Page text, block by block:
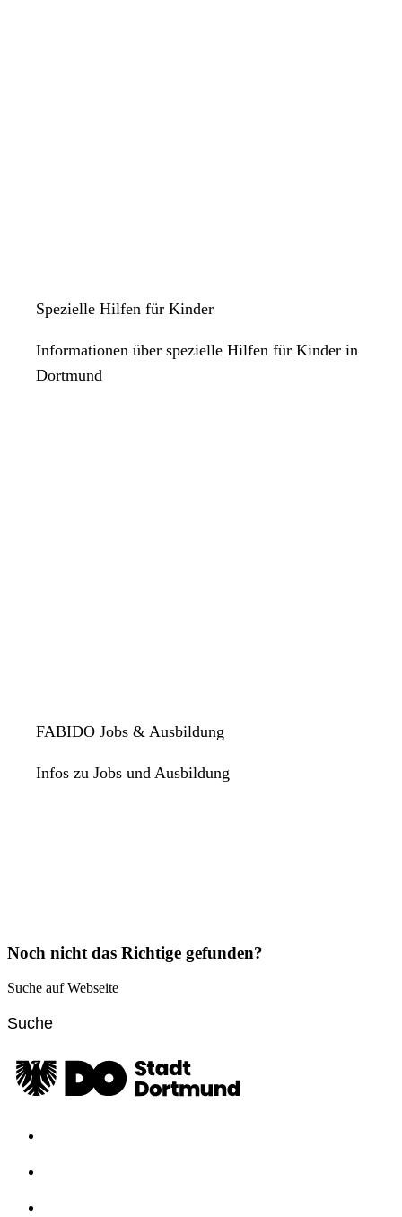
Spezielle Hilfen für Kinder
Informationen über spezielle Hilfen für Kinder in
Dortmund
FABIDO Jobs & Ausbildung
Infos zu Jobs und Ausbildung
Noch nicht das Richtige gefunden?
Suche auf Webseite